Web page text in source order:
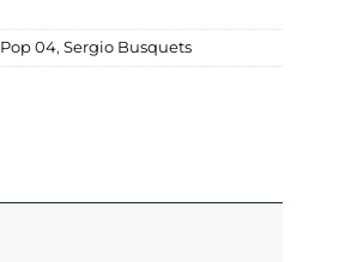
Pop 04, Sergio Busquets